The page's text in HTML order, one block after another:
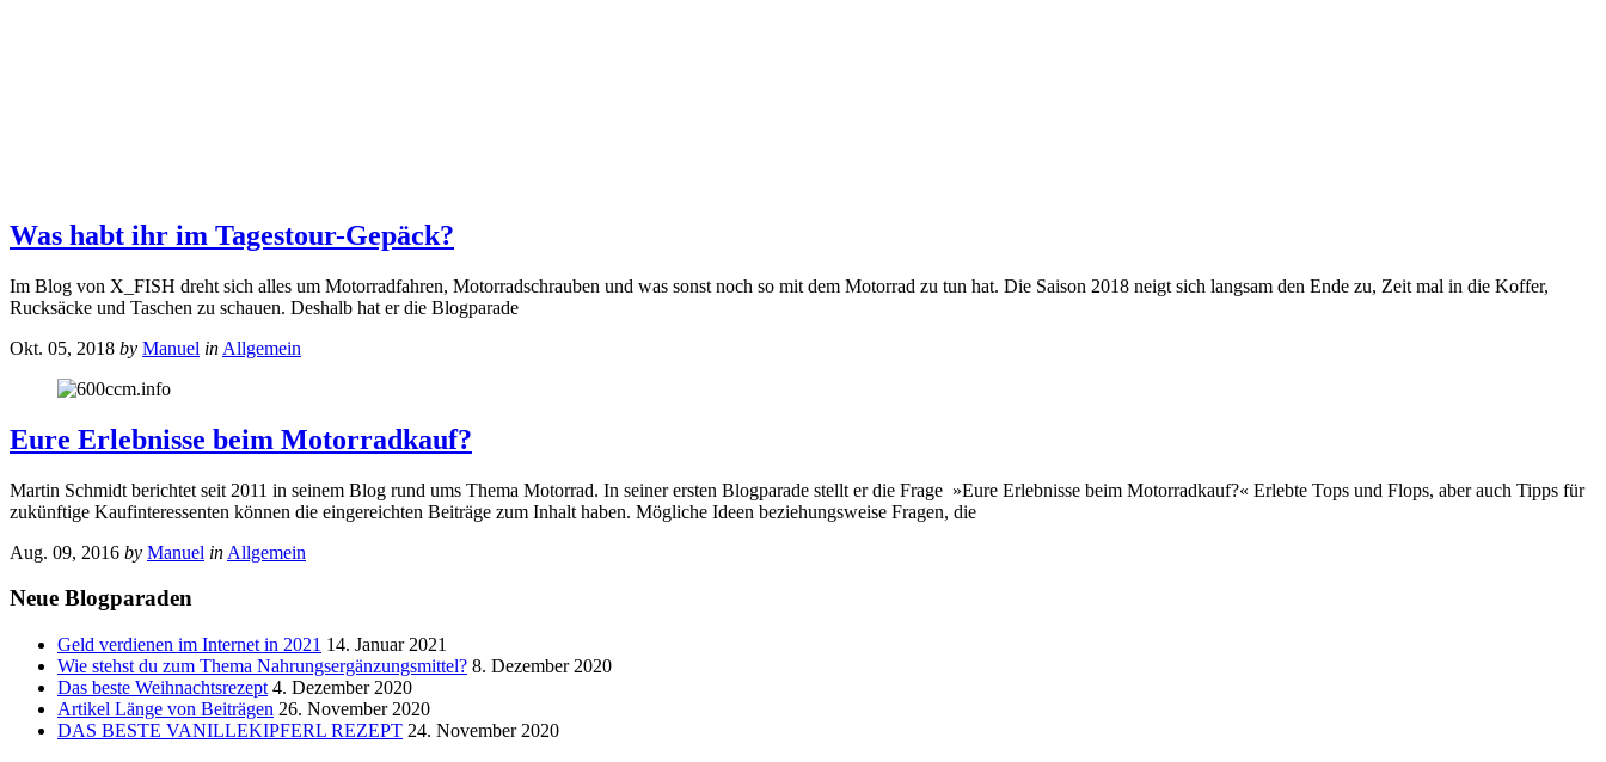
Was habt ihr im Tagestour-Gepäck?
Im Blog von X_FISH dreht sich alles um Motorradfahren, Motorradschrauben und was sonst noch so mit dem Motorrad zu tun hat. Die Saison 2018 neigt sich langsam den Ende zu, Zeit mal in die Koffer,
Rucksäcke und Taschen zu schauen. Deshalb hat er die Blogparade
Okt. 05, 2018 by Manuel in Allgemein
Eure Erlebnisse beim Motorradkauf?
Martin Schmidt berichtet seit 2011 in seinem Blog rund ums Thema Motorrad. In seiner ersten Blogparade stellt er die Frage »Eure Erlebnisse beim Motorradkauf?« Erlebte Tops und Flops, aber auch Tipps für
zukünftige Kaufinteressenten können die eingereichten Beiträge zum Inhalt haben. Mögliche Ideen beziehungsweise Fragen, die
Aug. 09, 2016 by Manuel in Allgemein
Neue Blogparaden
Geld verdienen im Internet in 2021 14. Januar 2021
Wie stehst du zum Thema Nahrungsergänzungsmittel? 8. Dezember 2020
Das beste Weihnachtsrezept 4. Dezember 2020
Artikel Länge von Beiträgen 26. November 2020
DAS BESTE VANILLEKIPFERL REZEPT 24. November 2020